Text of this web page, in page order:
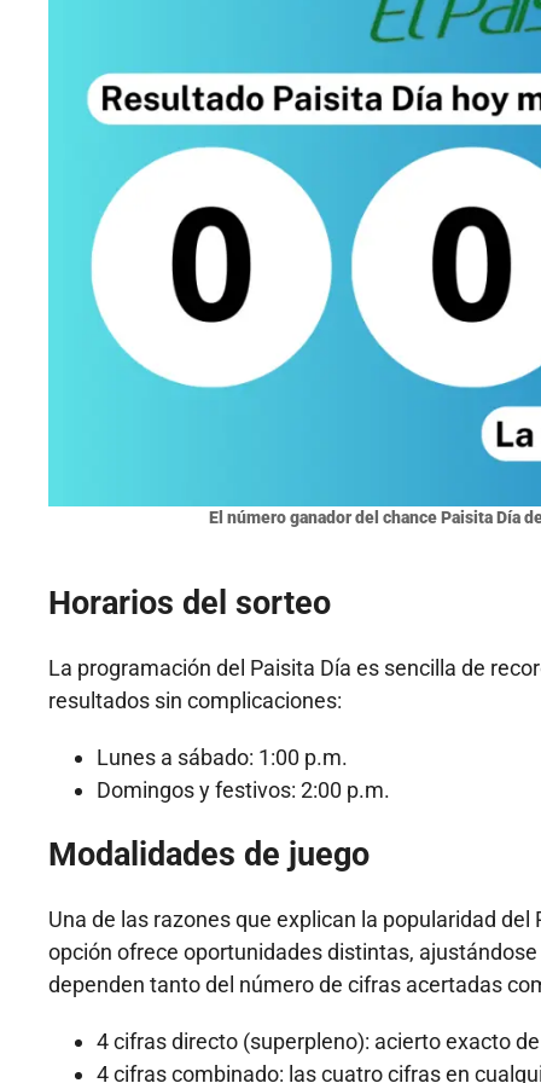
El número ganador del chance Paisita Día
Horarios del sorteo
La programación del Paisita Día es sencilla de
resultados sin complicaciones:
Lunes a sábado: 1:00 p.m.
Domingos y festivos: 2:00 p.m.
Modalidades de juego
Una de las razones que explican la popularidad
opción ofrece oportunidades distintas,
dependen tanto del número de cifras acertadas
4 cifras directo (superpleno): acierto exacto
4 cifras combinado: las cuatro cifras en